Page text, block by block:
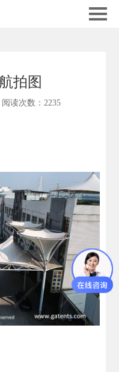
拍图
阅读次数：2235